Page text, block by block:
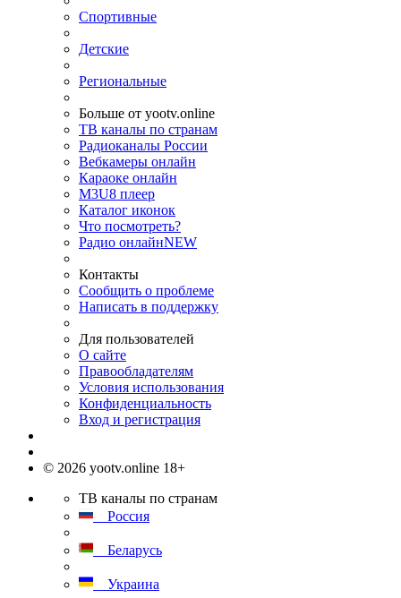
Спортивные
Детские
Региональные
Больше от yootv.online
ТВ каналы по странам
Радиоканалы России
Вебкамеры онлайн
Караоке онлайн
M3U8 плеер
Каталог иконок
Что посмотреть?
Радио онлайнNEW
Контакты
Сообщить о проблеме
Написать в поддержку
Для пользователей
О сайте
Правообладателям
Условия использования
Конфиденциальность
Вход и регистрация
© 2026 yootv.online 18+
ТВ каналы по странам
Россия
Беларусь
Украина